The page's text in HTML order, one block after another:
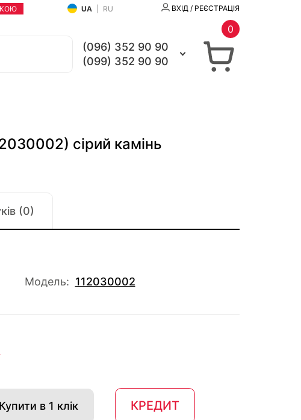
UA RU ВХІД / РЕЄСТРАЦІЯ
(096) 352 90 90
(099) 352 90 90
0
сірий камінь
(0)
Модель: 112030002
Купити в 1 клік КРЕДИТ